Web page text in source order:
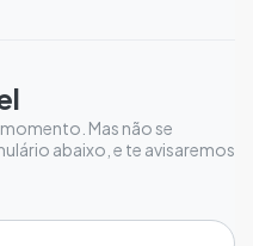
Mas não se
abaixo, e te avisaremos